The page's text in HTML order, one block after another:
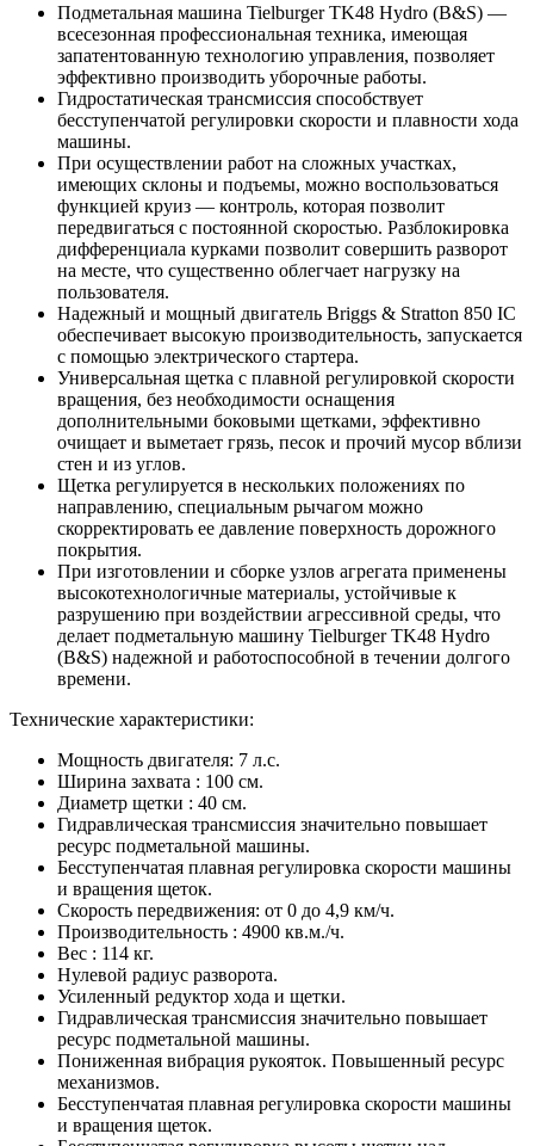
Подметальная машина Tielburger TK48 Hydro (B&S) —
всесезонная профессиональная техника, имеющая
запатентованную технологию управления, позволяет
эффективно производить уборочные работы.
Гидростатическая трансмиссия способствует
бесступенчатой регулировки скорости и плавности хода
машины.
При осуществлении работ на сложных участках,
имеющих склоны и подъемы, можно воспользоваться
функцией круиз — контроль, которая позволит
передвигаться с постоянной скоростью. Разблокировка
дифференциала курками позволит совершить разворот
на месте, что существенно облегчает нагрузку на
пользователя.
Надежный и мощный двигатель Briggs & Stratton 850 IC
обеспечивает высокую производительность, запускается
с помощью электрического стартера.
Универсальная щетка с плавной регулировкой скорости
вращения, без необходимости оснащения
дополнительными боковыми щетками, эффективно
очищает и выметает грязь, песок и прочий мусор вблизи
стен и из углов.
Щетка регулируется в нескольких положениях по
направлению, специальным рычагом можно
скорректировать ее давление поверхность дорожного
покрытия.
При изготовлении и сборке узлов агрегата применены
высокотехнологичные материалы, устойчивые к
разрушению при воздействии агрессивной среды, что
делает подметальную машину Tielburger TK48 Hydro
(B&S) надежной и работоспособной в течении долгого
времени.
Технические характеристики:
Мощность двигателя: 7 л.с.
Ширина захвата : 100 см.
Диаметр щетки : 40 см.
Гидравлическая трансмиссия значительно повышает
ресурс подметальной машины.
Бесступенчатая плавная регулировка скорости машины
и вращения щеток.
Скорость передвижения: от 0 до 4,9 км/ч.
Производительность : 4900 кв.м./ч.
Вес : 114 кг.
Нулевой радиус разворота.
Усиленный редуктор хода и щетки.
Гидравлическая трансмиссия значительно повышает
ресурс подметальной машины.
Пониженная вибрация рукояток. Повышенный ресурс
механизмов.
Бесступенчатая плавная регулировка скорости машины
и вращения щеток.